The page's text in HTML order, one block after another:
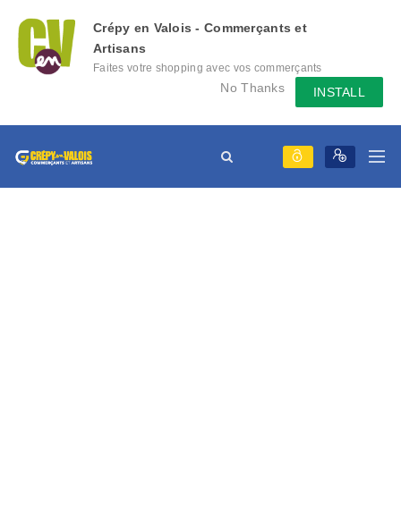
Crépy en Valois - Commerçants et
Artisans
Faites votre shopping avec vos commerçants
locaux depuis votre mobile, échangez des
messages avec eux, consultez le évènement
No Thanks INSTALL